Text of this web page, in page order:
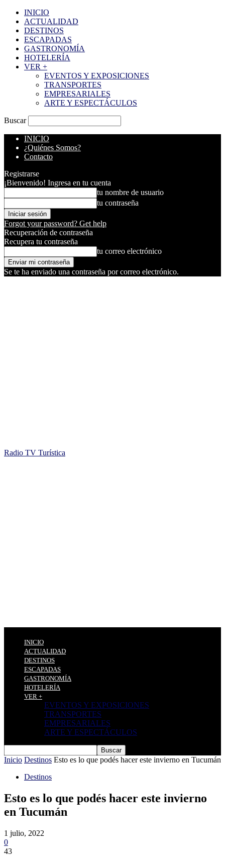
INICIO
ACTUALIDAD
DESTINOS
ESCAPADAS
GASTRONOMÍA
HOTELERÍA
VER +
EVENTOS Y EXPOSICIONES
TRANSPORTES
EMPRESARIALES
ARTE Y ESPECTÁCULOS
Buscar
INICIO
¿Quiénes Somos?
Contacto
Registrarse
¡Bienvenido! Ingresa en tu cuenta
tu nombre de usuario
tu contraseña
Forgot your password? Get help
Recuperación de contraseña
Recupera tu contraseña
tu correo electrónico
Se te ha enviado una contraseña por correo electrónico.
Radio TV Turística
INICIO
ACTUALIDAD
DESTINOS
ESCAPADAS
GASTRONOMÍA
HOTELERÍA
VER +
EVENTOS Y EXPOSICIONES
TRANSPORTES
EMPRESARIALES
ARTE Y ESPECTÁCULOS
Inicio Destinos Esto es lo que podés hacer este invierno en Tucumán
Destinos
Esto es lo que podés hacer este invierno
en Tucumán
1 julio, 2022
0
43